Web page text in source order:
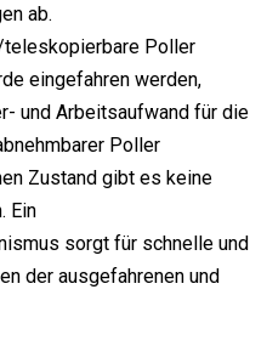
ab.
Poller
eingefahren werden,
und Arbeitsaufwand für die
Poller
Zustand gibt es keine
Ein
sorgt für schnelle und
der ausgefahrenen und